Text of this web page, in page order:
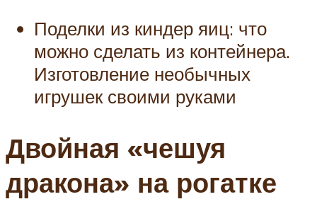
Поделки из киндер яиц: что
можно сделать из контейнера.
Изготовление необычных
игрушек своими руками
Двойная «чешуя
дракона» на рогатке